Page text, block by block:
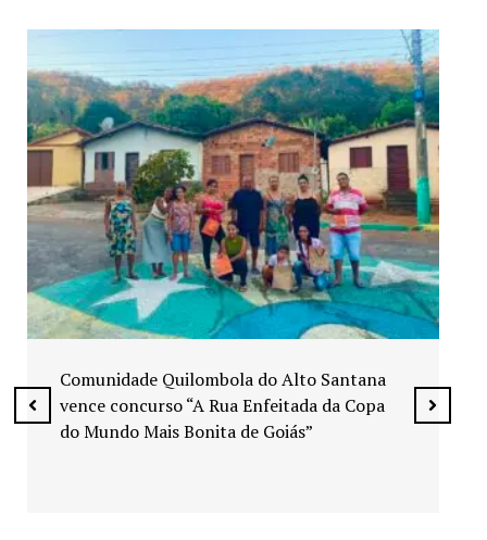
Exposição “Arte em Cores” leva pinturas a
espaços públicos de Senador Canedo